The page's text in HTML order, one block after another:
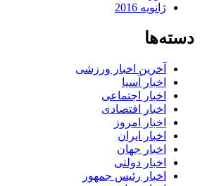
ژانویه 2016
دسته‌ها
آخرین اخبار ورزشی
اخبار آسیا
اخبار اجتماعی
اخبار اقتصادی
اخبار امروز
اخبار ایران
اخبار جهان
اخبار دولتی
اخبار رئیس جمهور